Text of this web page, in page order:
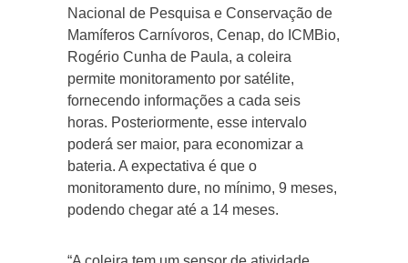
Nacional de Pesquisa e Conservação de
Mamíferos Carnívoros, Cenap, do ICMBio,
Rogério Cunha de Paula, a coleira
permite monitoramento por satélite,
fornecendo informações a cada seis
horas. Posteriormente, esse intervalo
poderá ser maior, para economizar a
bateria. A expectativa é que o
monitoramento dure, no mínimo, 9 meses,
podendo chegar até a 14 meses.